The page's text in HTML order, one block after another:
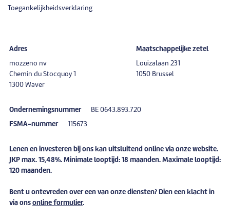
Toegankelijkheidsverklaring
Adres
mozzeno nv
Chemin du Stocquoy 1
1300 Waver
Maatschappelijke zetel
Louizalaan 231
1050 Brussel
Ondernemingsnummer BE 0643.893.720
FSMA-nummer 115673
Lenen en investeren bij ons kan uitsluitend online via onze website.
JKP max. 15,48%. Minimale looptijd: 18 maanden. Maximale looptijd:
120 maanden.
Bent u ontevreden over een van onze diensten? Dien een klacht in
via ons online formulier.